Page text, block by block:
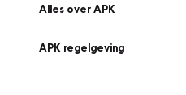
Alles over APK
APK regelgeving